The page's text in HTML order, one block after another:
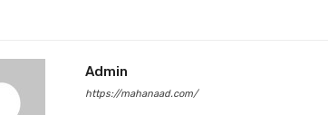
Admin
https://mahanaad.com/